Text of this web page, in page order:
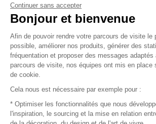
Vendez vos produits
Plan du site
© 2016 –Organisation
Recrutement
Continuer sans accepter
Bonjour et bienvenue
Afin de pouvoir rendre votre parcours de visite le
possible, améliorer nos produits, générer des
fréquentation et proposer des messages
parcours de visite, nos équipes ont mis en place
de cookie.
Cela nous est nécessaire par exemple pour :
* Optimiser les fonctionnalités que nous
l'inspiration, le sourcing et la mise en relation